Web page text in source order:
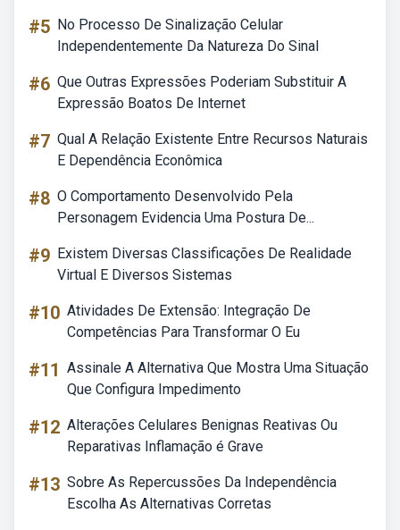
#5 No Processo De Sinalização Celular
Independentemente Da Natureza Do Sinal
#6 Que Outras Expressões Poderiam Substituir A
Expressão Boatos De Internet
#7 Qual A Relação Existente Entre Recursos Naturais
E Dependência Econômica
#8 O Comportamento Desenvolvido Pela
Personagem Evidencia Uma Postura De...
#9 Existem Diversas Classificações De Realidade
Virtual E Diversos Sistemas
#10 Atividades De Extensão: Integração De
Competências Para Transformar O Eu
#11 Assinale A Alternativa Que Mostra Uma Situação
Que Configura Impedimento
#12 Alterações Celulares Benignas Reativas Ou
Reparativas Inflamação é Grave
#13 Sobre As Repercussões Da Independência
Escolha As Alternativas Corretas